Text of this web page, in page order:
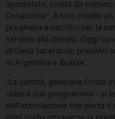
apostolato, svolta da
Cenacoline”. A loro chiede
preghiera e sacrifici per la
servizio alla diocesi. Oggi
di Gesù Sacerdote, presenti
in Argentina e Brasile.
“La santità, generare Cristo
stato il suo programma – si
dell’associazione che porta
ogni costo attraverso la